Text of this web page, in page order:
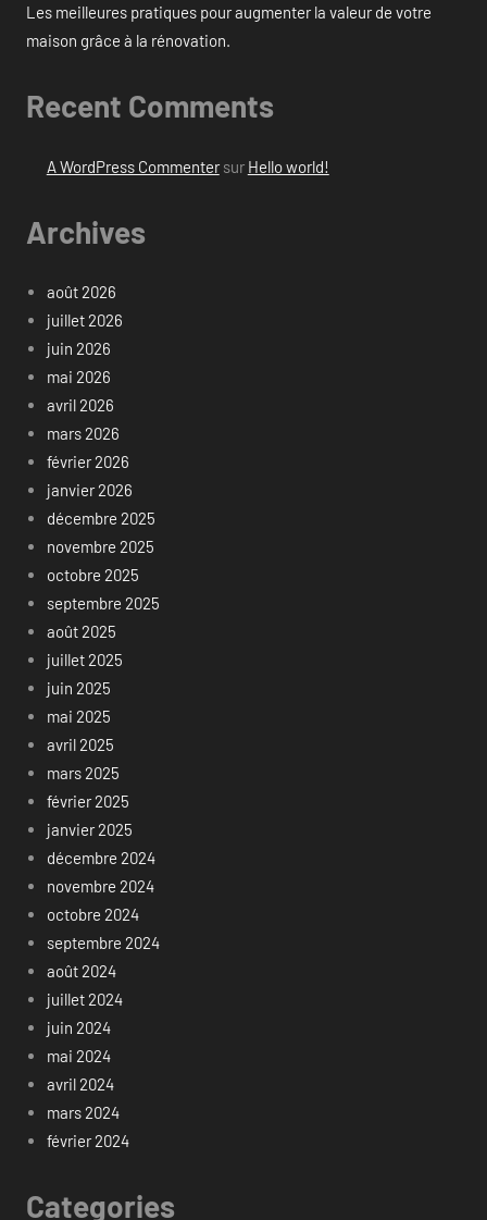
Les meilleures pratiques pour augmenter la valeur de votre
maison grâce à la rénovation.
Recent Comments
A WordPress Commentersur Hello world!
Archives
août 2026
juillet 2026
juin 2026
mai 2026
avril 2026
mars 2026
février 2026
janvier 2026
décembre 2025
novembre 2025
octobre 2025
septembre 2025
août 2025
juillet 2025
juin 2025
mai 2025
avril 2025
mars 2025
février 2025
janvier 2025
décembre 2024
novembre 2024
octobre 2024
septembre 2024
août 2024
juillet 2024
juin 2024
mai 2024
avril 2024
mars 2024
février 2024
Categories